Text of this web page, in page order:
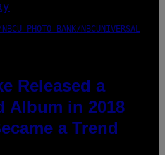
PHOTO BANK/NBCUNIVERSAL
Released a
Album in 2018
a Trend